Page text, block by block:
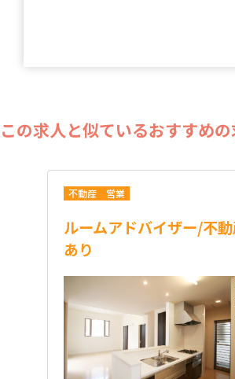
この求人と似ているおすすめ
不動産 営業
ルームアドバイザー/不
あり